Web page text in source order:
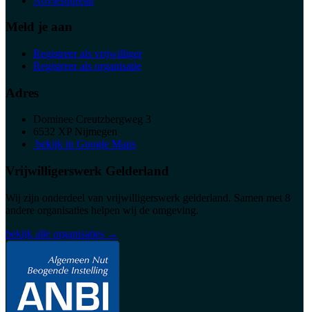
Meld je aan
Registreer als vrijwilliger
Registreer als organisatie
Adres
Dominee Creutzbergweg 3
6532 XP Nijmegen
bekijk in Google Maps
Vrijwilligerswerk Gelderland
Wij zijn onderdeel van vrijwilligerswerk gelderland. Samen met 8
andere organisaties helpen wij de omgeving.
bekijk alle organisaties →